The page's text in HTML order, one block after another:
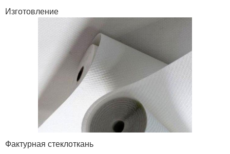
Изготовление
Фактурная стеклоткань